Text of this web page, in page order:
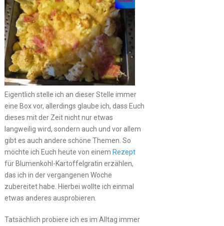
Eigentlich stelle ich an dieser Stelle immer
eine Box vor, allerdings glaube ich, dass Euch
dieses mit der Zeit nicht nur etwas
langweilig wird, sondern auch und vor allem
gibt es auch andere schöne Themen. So
möchte ich Euch heute von einem Rezept
für Blumenkohl-Kartoffelgratin erzählen,
das ich in der vergangenen Woche
zubereitet habe. Hierbei wollte ich einmal
etwas anderes ausprobieren.
Tatsächlich probiere ich es im Alltag immer